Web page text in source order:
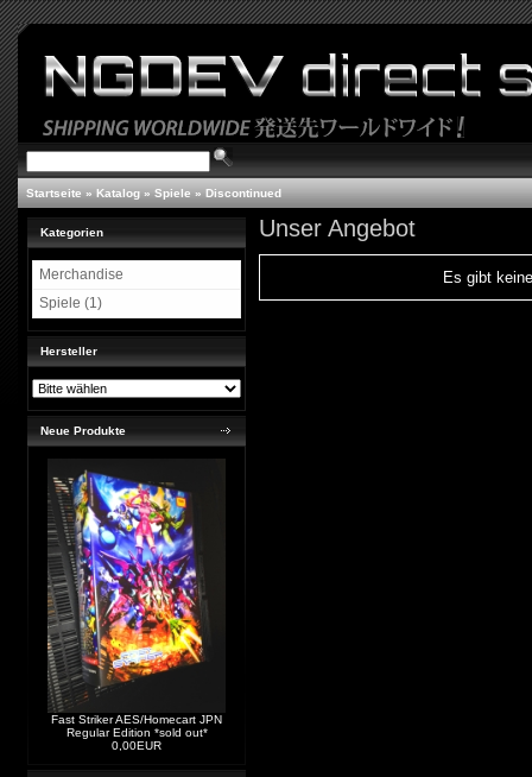
Startseite » Katalog » Spiele » Discontinued
Kategorien
Merchandise
Spiele (1)
Hersteller
Neue Produkte
Fast Striker AES/Homecart JPN
Regular Edition *sold out*
0,00EUR
Unser Angebot
Es gibt